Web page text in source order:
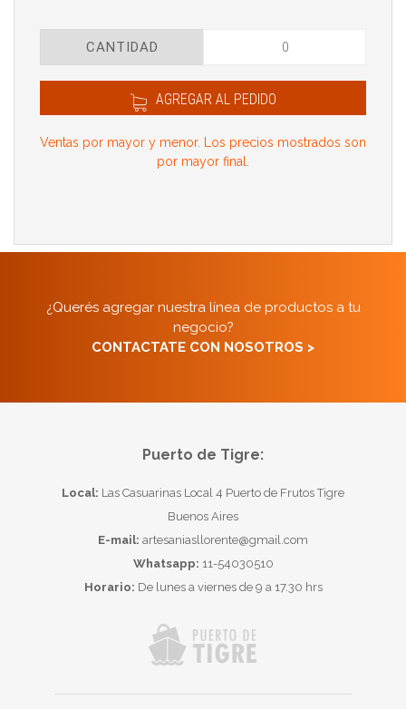
CANTIDAD
AGREGAR AL PEDIDO
Ventas por mayor y menor. Los precios mostrados son
por mayor final.
¿Querés agregar nuestra línea de productos a tu
negocio?
CONTACTATE CON NOSOTROS >
Puerto de Tigre:
Local: Las Casuarinas Local 4 Puerto de Frutos Tigre
Buenos Aires
E-mail: artesaniasllorente@gmail.com
Whatsapp: 11-54030510
Horario: De lunes a viernes de 9 a 17.30 hrs